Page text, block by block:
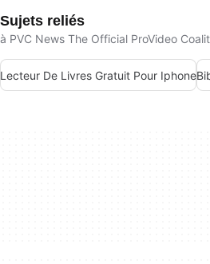
Sujets reliés
à PVC News The Official ProVideo
Lecteur De Livres Gratuit Pour Iphone